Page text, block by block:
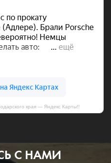
края — Яндекс Карты!!
С НАМИ